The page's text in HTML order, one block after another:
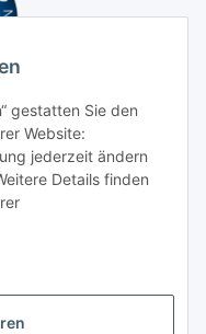
gestatten Sie den
Website:
jederzeit ändern
Details finden